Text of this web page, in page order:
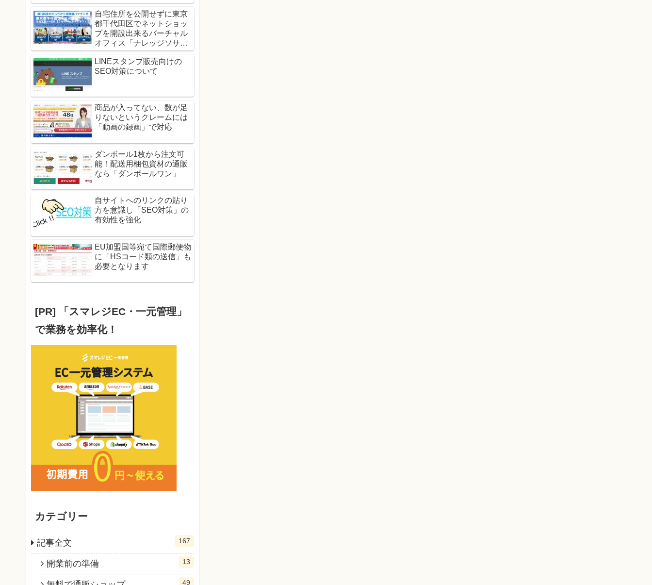
自宅住所を公開せずに東京
都千代田区でネットショッ
プを開設出来るバーチャル
オフィス「ナレッジソサエ
ティ」！
LINEスタンプ販売向けの
SEO対策について
商品が入ってない、数が足
りないというクレームには
「動画の録画」で対応
ダンボール1枚から注文可
能！配送用梱包資材の通販
なら「ダンボールワン」
自サイトへのリンクの貼り
方を意識し「SEO対策」の
有効性を強化
EU加盟国等宛て国際郵便物
に「HSコード類の送信」も
必要となります
[PR] 「スマレジEC・一元管理」
で業務を効率化！
カテゴリー
記事全文 167
開業前の準備 13
49